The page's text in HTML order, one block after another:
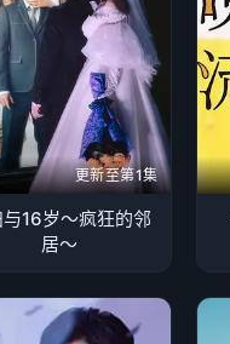
更新至第1集
与16岁～疯狂的邻
居～